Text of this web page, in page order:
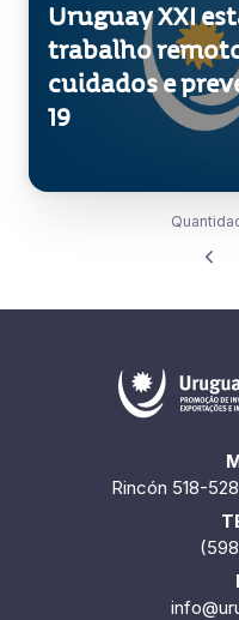
Uruguay XXI
trabalho
cuidados e
19
Rincón 518-